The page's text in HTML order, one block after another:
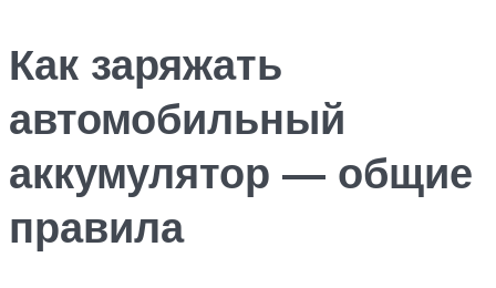
Как заряжать
автомобильный
аккумулятор — общие
правила